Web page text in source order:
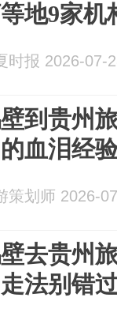
地9家机
时报 2026-07-
到贵州
血泪经
策划师 2026-
去贵州
法别错